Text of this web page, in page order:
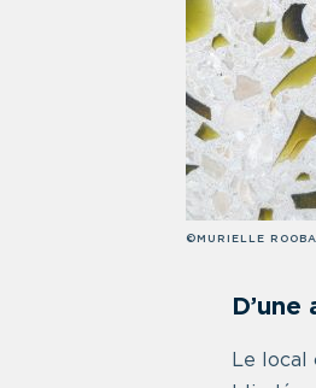
©MURIELLE
Le local